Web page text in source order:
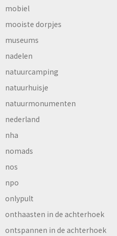
mobiel
mooiste dorpjes
museums
nadelen
natuurcamping
natuurhuisje
natuurmonumenten
nederland
nha
nomads
nos
npo
onlypult
onthaasten in de achterhoek
ontspannen in de achterhoek